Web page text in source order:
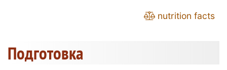
nutrition facts
Подготовка